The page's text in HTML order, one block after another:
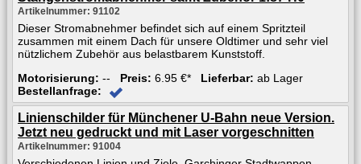
Artikelnummer: 91102
Dieser Stromabnehmer befindet sich auf einem Spritzteil
zusammen mit einem Dach für unsere Oldtimer und sehr viel
nützlichem Zubehör aus belastbarem Kunststoff.
Motorisierung: -- Preis: 6.95 €* Lieferbar: ab Lager
Bestellanfrage:
Linienschilder für Münchener U-Bahn neue Version.
Jetzt neu gedruckt und mit Laser vorgeschnitten
Artikelnummer: 91004